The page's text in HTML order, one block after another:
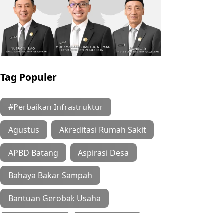
Tag Populer
#Perbaikan Infrastruktur
Agustus Akreditasi Rumah Sakit
APBD Batang Aspirasi Desa
Bahaya Bakar Sampah
Bantuan Gerobak Usaha